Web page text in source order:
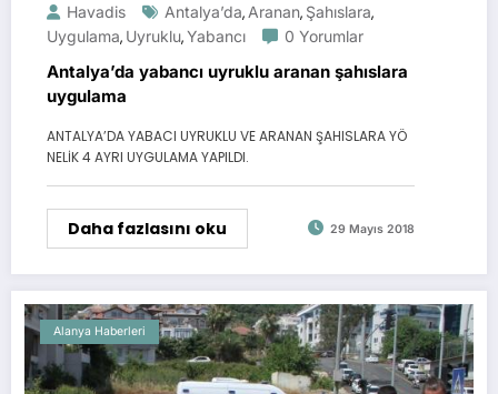
Havadis Antalya’da, Aranan, Şahıslara,
Uygulama, Uyruklu,Yabancı 0 Yorumlar
Antalya’da yabancı uyruklu aranan şahıslara
uygulama
ANTALYA’DA YABACI UYRUKLU VE ARANAN ŞAHISLARA YÖ
NELİK 4 AYRI UYGULAMA YAPILDI.
Daha fazlasını oku 29 Mayıs 2018
Alanya Haberleri